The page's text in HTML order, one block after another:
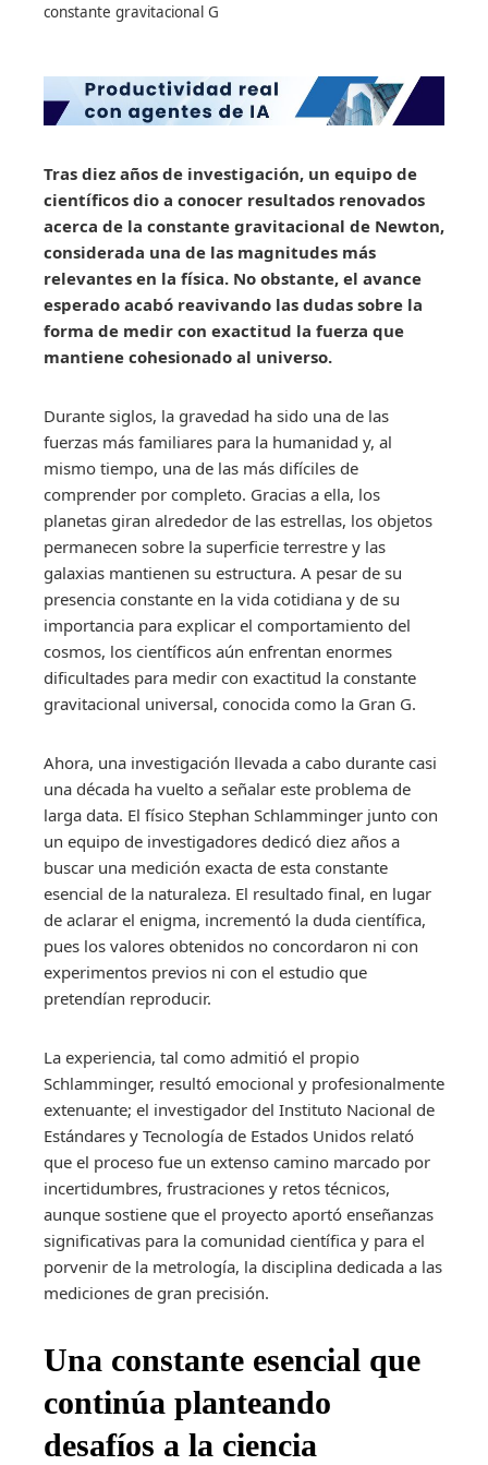
constante gravitacional G
Tras diez años de investigación, un equipo de
científicos dio a conocer resultados renovados
acerca de la constante gravitacional de Newton,
considerada una de las magnitudes más
relevantes en la física. No obstante, el avance
esperado acabó reavivando las dudas sobre la
forma de medir con exactitud la fuerza que
mantiene cohesionado al universo.
Durante siglos, la gravedad ha sido una de las
fuerzas más familiares para la humanidad y, al
mismo tiempo, una de las más difíciles de
comprender por completo. Gracias a ella, los
planetas giran alrededor de las estrellas, los objetos
permanecen sobre la superficie terrestre y las
galaxias mantienen su estructura. A pesar de su
presencia constante en la vida cotidiana y de su
importancia para explicar el comportamiento del
cosmos, los científicos aún enfrentan enormes
dificultades para medir con exactitud la constante
gravitacional universal, conocida como la Gran G.
Ahora, una investigación llevada a cabo durante casi
una década ha vuelto a señalar este problema de
larga data. El físico Stephan Schlamminger junto con
un equipo de investigadores dedicó diez años a
buscar una medición exacta de esta constante
esencial de la naturaleza. El resultado final, en lugar
de aclarar el enigma, incrementó la duda científica,
pues los valores obtenidos no concordaron ni con
experimentos previos ni con el estudio que
pretendían reproducir.
La experiencia, tal como admitió el propio
Schlamminger, resultó emocional y profesionalmente
extenuante; el investigador del Instituto Nacional de
Estándares y Tecnología de Estados Unidos relató
que el proceso fue un extenso camino marcado por
incertidumbres, frustraciones y retos técnicos,
aunque sostiene que el proyecto aportó enseñanzas
significativas para la comunidad científica y para el
porvenir de la metrología, la disciplina dedicada a las
mediciones de gran precisión.
Una constante esencial que
continúa planteando
desafíos a la ciencia